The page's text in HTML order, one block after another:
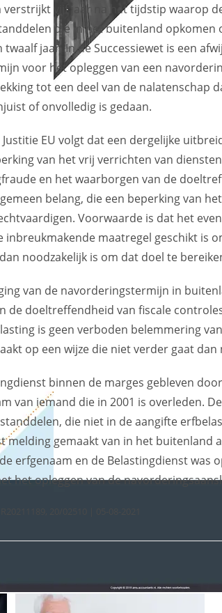
vijf jaar na het tijdstip waarop
die in het buitenland opkomen
jaar. In de Successiewet is een
voor het opleggen van een
tot een deel van de nalatenschap
of onvolledig is gedaan.
EU volgt dat een dergelijke
van het vrij verrichten van
en het waarborgen van de
belang, die een beperking van
Voorwaarde is dat het
inbreukmakende maatregel geschikt is
noodzakelijk is om dat doel te
van de navorderingstermijn in
de doeltreffendheid van fiscale
is geen verboden belemmering
op een wijze die niet verder gaat dan
binnen de marges gebleven
van iemand die in 2001 is overleden.
die niet in de aangifte
melding gemaakt van in het buitenland
erfgenaam en de Belastingdienst was
het opleggen van de